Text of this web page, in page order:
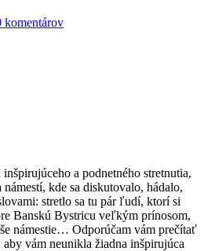
komentárov
a podnetného stretnutia,
kde sa diskutovalo, hádalo,
stretlo sa tu pár ľudí, ktorí si
Banskú Bystricu veľkým prínosom,
námestie… Odporúčam vám prečítať
vám neunikla žiadna inšpirujúca